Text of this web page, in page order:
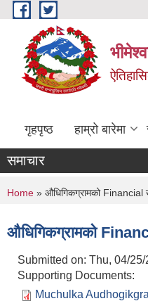
Skip to main content
गृहपृष्ठ हाम्रो बारेमा
समाचार
You are here
Home » औधिगिकग्रामको Financial
औधिगिकग्रामको
Submitted on: Thu, 04/
Supporting Documents:
Muchulka